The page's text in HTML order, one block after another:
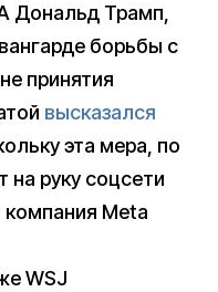
Дональд Трамп,
борьбы с
принятия
высказался
эта мера, по
на руку соцсети
компания Meta
WSJ